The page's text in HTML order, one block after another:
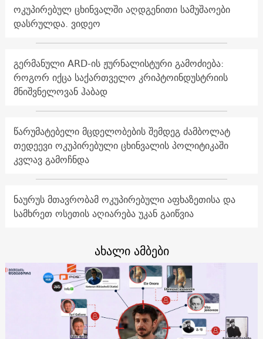
ოკუპირებულ ცხინვალში აღდგენითი სამუშაოები
დასრულდა. ვიდეო
გერმანული ARD-ის ჟურნალისტური გამოძიება:
როგორ იქცა საქართველო კრიპტოინდუსტრიის
მნიშვნელოვან ჰაბად
წარუმატებელი მცდელობების შემდეგ ძამბოლატ
თედეევი ოკუპირებული ცხინვალის პოლიტიკაში
კვლავ გამოჩნდა
ნაურუს მთავრობამ ოკუპირებული აფხაზეთისა და
სამხრეთ ოსეთის აღიარება უკან გაიწვია
ახალი ამბები